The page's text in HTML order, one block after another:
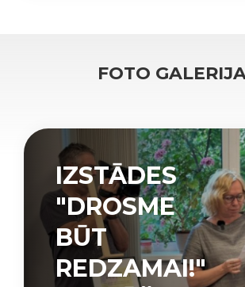
FOTO
IZSTĀDES
"DROSME
BŪT
REDZAMAI!"